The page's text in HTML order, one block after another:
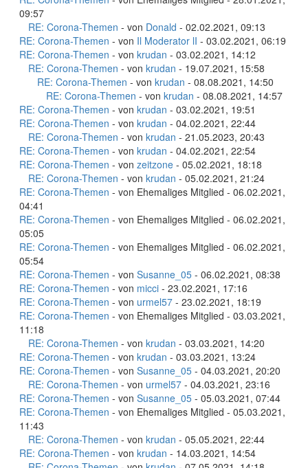
09:57
RE: Corona-Themen - von Donald - 02.02.2021, 09:13
RE: Corona-Themen - von Il Moderator lI - 03.02.2021, 06:19
RE: Corona-Themen - von krudan - 03.02.2021, 14:12
RE: Corona-Themen - von krudan - 19.07.2021, 15:58
RE: Corona-Themen - von krudan - 08.08.2021, 14:50
RE: Corona-Themen - von krudan - 08.08.2021, 14:57
RE: Corona-Themen - von krudan - 03.02.2021, 19:51
RE: Corona-Themen - von krudan - 04.02.2021, 22:44
RE: Corona-Themen - von krudan - 21.05.2023, 20:43
RE: Corona-Themen - von krudan - 04.02.2021, 22:54
RE: Corona-Themen - von zeitzone - 05.02.2021, 18:18
RE: Corona-Themen - von krudan - 05.02.2021, 21:24
RE: Corona-Themen - von Ehemaliges Mitglied - 06.02.2021,
04:41
RE: Corona-Themen - von Ehemaliges Mitglied - 06.02.2021,
05:05
RE: Corona-Themen - von Ehemaliges Mitglied - 06.02.2021,
05:54
RE: Corona-Themen - von Susanne_05 - 06.02.2021, 08:38
RE: Corona-Themen - von micci - 23.02.2021, 17:16
RE: Corona-Themen - von urmel57 - 23.02.2021, 18:19
RE: Corona-Themen - von Ehemaliges Mitglied - 03.03.2021,
11:18
RE: Corona-Themen - von krudan - 03.03.2021, 14:20
RE: Corona-Themen - von krudan - 03.03.2021, 13:24
RE: Corona-Themen - von Susanne_05 - 04.03.2021, 20:20
RE: Corona-Themen - von urmel57 - 04.03.2021, 23:16
RE: Corona-Themen - von Susanne_05 - 05.03.2021, 07:44
RE: Corona-Themen - von Ehemaliges Mitglied - 05.03.2021,
11:43
RE: Corona-Themen - von krudan - 05.05.2021, 22:44
RE: Corona-Themen - von krudan - 14.03.2021, 14:54